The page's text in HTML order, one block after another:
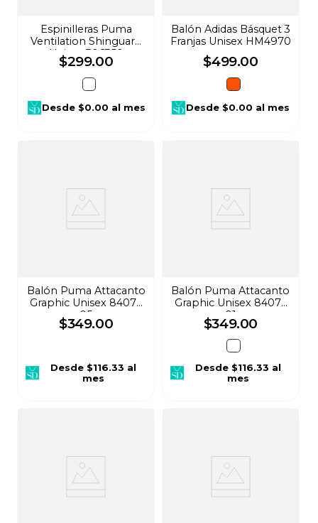
Espinilleras Puma
Ventilation Shinguard
Unisex 306350
$299.00
Desde$0.00 al mes
Balón Adidas Básquet 3
Franjas Unisex HM4970
$499.00
Desde $0.00 al mes
Balón Puma Attacanto
Graphic Unisex 84073
05
$349.00
Desde $116.33 al
mes
Balón Puma Attacanto
Graphic Unisex 84073
01
$349.00
Desde$116.33 al
mes